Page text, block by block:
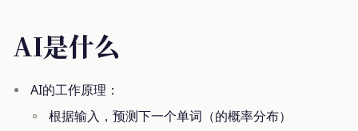
AI是什么
AI的工作原理：
根据输入，预测下一个单词（的概率分布）